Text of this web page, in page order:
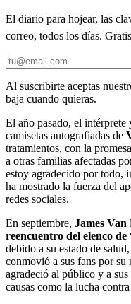
El diario para hojear, las
correo, todos los días.
Al suscribirte aceptas
baja cuando quieras.
El año pasado, el
camisetas autografiadas de
tratamientos, con la
a otras familias afectadas
estoy agradecido por todo,
ha mostrado la fuerza del
redes sociales.
En septiembre, James Van
reencuentro del elenco de
debido a su estado de
conmovió a sus fans por su
agradeció al público y a
causas como la lucha